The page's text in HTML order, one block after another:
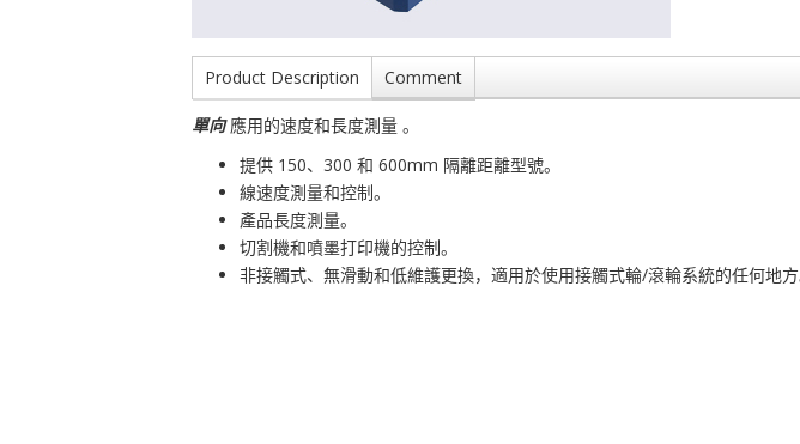
Product Description Comment
單向應用的速度和長度測量 。
提供 150、300 和 600mm 隔離距離型號。
線速度測量和控制。
產品長度測量。
切割機和噴墨打印機的控制。
非接觸式、無滑動和低維護更換，適用於使用接觸式輪/滾輪系統的任何地方